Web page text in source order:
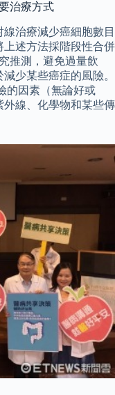
治療方式
治療減少癌細胞數目
述方法採階段性合併
推測，避免過量飲
少某些癌症的風險。
的因素（無論好或
線、化學物和某些傳